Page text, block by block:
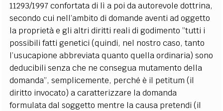
11293/1997 confortata di lì a poi da autorevole dottrina,
secondo cui nell’ambito di domande aventi ad oggetto
la proprietà e gli altri diritti reali di godimento ”tutti i
possibili fatti genetici (quindi, nel nostro caso, tanto
l’usucapione abbreviata quanto quella ordinaria) sono
deducibili senza che ne consegua mutamento della
domanda”, semplicemente, perché è il petitum (il
diritto invocato) a caratterizzare la domanda
formulata dal soggetto mentre la causa pretendi (il